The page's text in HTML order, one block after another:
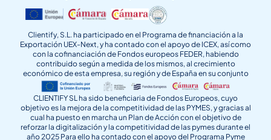
Clientify, S.L. ha participado en el Programa de financiación a la
Exportación UEX-Next, y ha contado con el apoyo de ICEX, así como
con la cofinanciación de Fondos europeos FEDER, habiendo
contribuido según a medida de los mismos, al crecimiento
económico de esta empresa, su región y de España en su conjunto
CLIENTIFY SL ha sido beneficiaria de Fondos Europeos, cuyo
objetivo es la mejora de la competitividad de las PYMES, y gracias al
cual ha puesto en marcha un Plan de Acción con el objetivo de
reforzar la digitalización y la competitividad de las pymes durante el
año 2025 Para ello ha contado con el apoyo del Programa Pyme